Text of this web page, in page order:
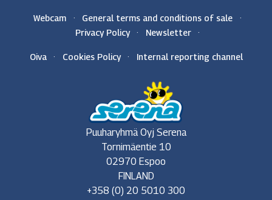
Webcam
General terms and conditions of sale
Privacy Policy
Newsletter
Oiva Cookies Policy Internal reporting channel
Puuharyhmä Oyj Serena
Tornimäentie 10
02970 Espoo
FINLAND
+358 (0) 20 5010 300